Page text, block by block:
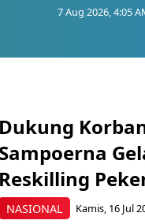
7 Aug 2026, 4:05
NASIONAL
Dukung
Sampoerna
Reskilling
Kamis, 16 Jul